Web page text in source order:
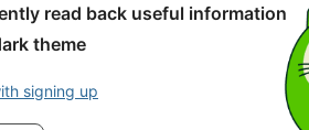
read back useful information
theme
signing up